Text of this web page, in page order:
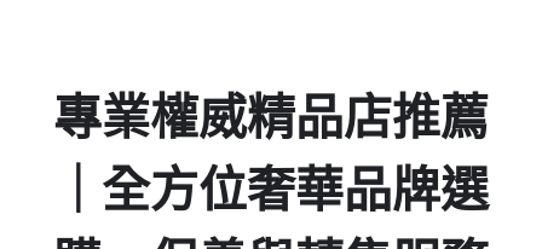
專業權威精品店推薦
｜全方位奢華品牌選